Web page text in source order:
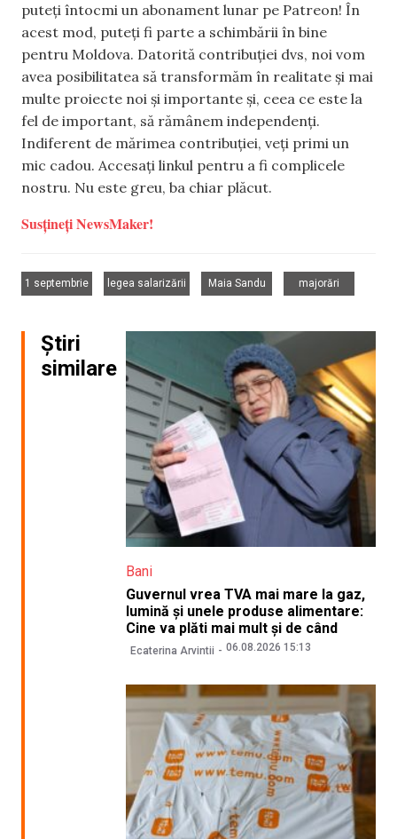
puteți întocmi un abonament lunar pe Patreon! În
acest mod, puteți fi parte a schimbării în bine
pentru Moldova. Datorită contribuției dvs, noi vom
avea posibilitatea să transformăm în realitate și mai
multe proiecte noi și importante și, ceea ce este la
fel de important, să rămânem independenți.
Indiferent de mărimea contribuției, veți primi un
mic cadou. Accesați linkul pentru a fi complicele
nostru. Nu este greu, ba chiar plăcut.
Susțineți NewsMaker!
1 septembrie
legea salarizării
Maia Sandu
majorări
Știri
similare
Bani
Guvernul vrea TVA mai mare la gaz,
lumină și unele produse alimentare:
Cine va plăti mai mult și de când
Ecaterina Arvintii 06.08.2026 15:13